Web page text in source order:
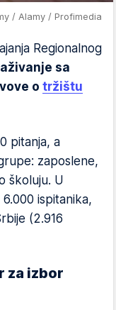
/ Alamy / Profimedia
Regionalnog
sa
o tržištu
pitanja, a
zaposlene,
školuju. U
ispitanika,
(2.916
za izbor